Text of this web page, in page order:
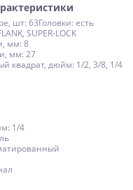
шт: 63Головки: есть
SUPER-LOCK
мм: 8
мм: 27
квадрат, дюйм: 1/2, 3/8, 1/4
1/4